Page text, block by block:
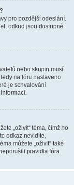
pro pozdější odeslání.
odkud jsou dostupné
nebo skupin musí
na fóru nastaveno
je schvalování
„oživit“ téma, čímž ho
odkaz nevidíte,
můžete „oživit“ také
pravidla fóra.